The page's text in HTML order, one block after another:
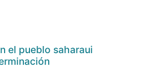
el pueblo saharaui